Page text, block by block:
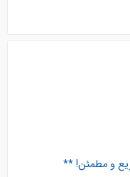
و مطمئن! **